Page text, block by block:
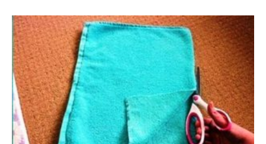
Το αποτέλεσμα είναι περίπλοκο αλλά εξαιρετικό και
πολύ εύκολο στην κατασκευή του. Η ιδέα στολισμού
γίνεται ακόμη και από ανθρώπους που δεν έχουν
κάποια εμπειρία ή δεξιοτεχνία. Όπως αναφέρει ο
δημιουργός, το μέγεθος της νιφάδας εξαρτάται από
το μέγεθος του αρχικού τετραγώνου σας και μπορείτε